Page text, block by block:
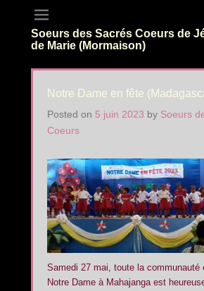
Soeurs des Sacrés Coeurs de
de Marie (Mormaison)
Notre Dame en fête
Posted on 5 juin 2023 by Soeurs
Coeurs
Samedi 27 mai, toute la communauté
Notre Dame à Mahajanga est